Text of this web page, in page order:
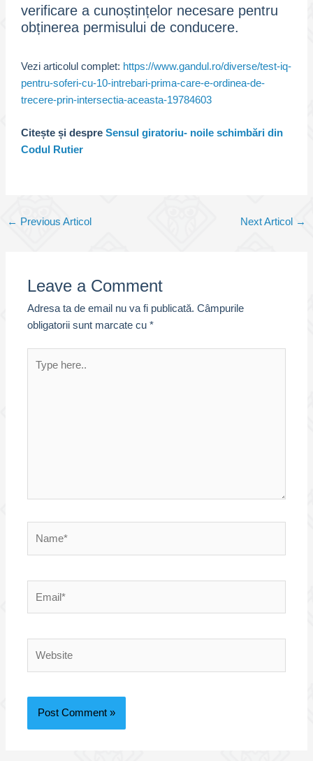
verificare a cunoștințelor necesare pentru
obținerea permisului de conducere.
Vezi articolul complet: https://www.gandul.ro/diverse/test-iq-
pentru-soferi-cu-10-intrebari-prima-care-e-ordinea-de-
trecere-prin-intersectia-aceasta-19784603
Citește și despre Sensul giratoriu- noile schimbări din
Codul Rutier
Post
← Previous Articol Next Articol →
Leave a Comment
Adresa ta de email nu va fi publicată. Câmpurile
obligatorii sunt marcate cu*
here..